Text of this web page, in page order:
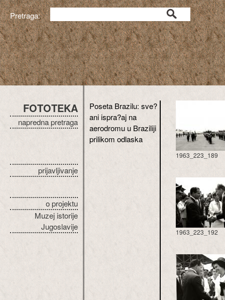
Pretraga:
FOTOTEKA
napredna pretraga
prijavljivanje
o projektu
Muzej istorije
Jugoslavije
Poseta Brazilu: sve?
ani ispra?aj na
aerodromu u Braziliji
prilikom odlaska
1963_223_189
1963_223_192